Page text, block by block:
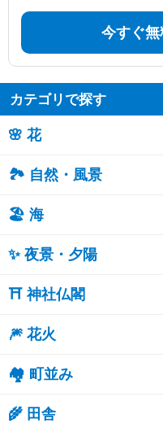
今すぐ
カテゴリで探す
🌸 花
🏞️ 自然・風景
🏖 海
✨ 夜景・夕陽
⛩ 神社仏閣
🎆 花火
🏘 町並み
🌾 田舎